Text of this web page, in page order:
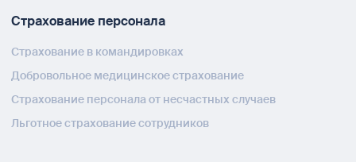
Страхование персонала
Страхование в командировках
Добровольное медицинское страхование
Страхование персонала от несчастных случаев
Льготное страхование сотрудников